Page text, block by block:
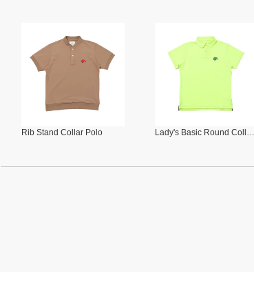
Rib Stand Collar Polo Lady's Basic Round Collar Polo